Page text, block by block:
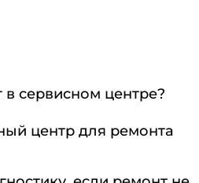
сервисном центре?
центр для ремонта